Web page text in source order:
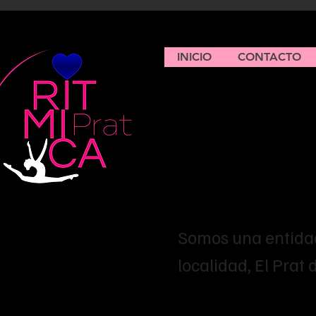
INICIO CONTACTO
Somos una
localidad, El Prat